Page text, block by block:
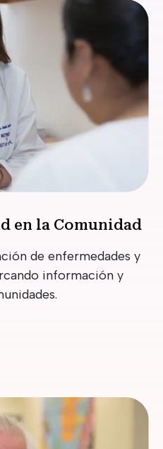
en la Comunidad
de enfermedades y
información y